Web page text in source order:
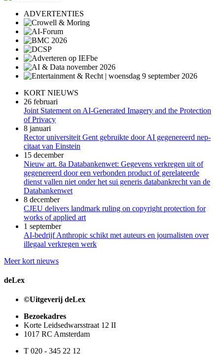
ADVERTENTIES
KORT NIEUWS
26 februari
Joint Statement on AI-Generated Imagery and the Protection
of Privacy
8 januari
Rector universiteit Gent gebruikte door AI gegenereerd nep-
citaat van Einstein
15 december
Nieuw art. 8a Databankenwet: Gegevens verkregen uit of
gegenereerd door een verbonden product of gerelateerde
dienst vallen niet onder het sui generis databankrecht van de
Databankenwet
8 december
CJEU delivers landmark ruling on copyright protection for
works of applied art
1 september
AI-bedrijf Anthropic schikt met auteurs en journalisten over
illegaal verkregen werk
Meer kort nieuws
deLex
©Uitgeverij deLex
Bezoekadres
Korte Leidsedwarsstraat 12 II
1017 RC Amsterdam
T 020 - 345 22 12